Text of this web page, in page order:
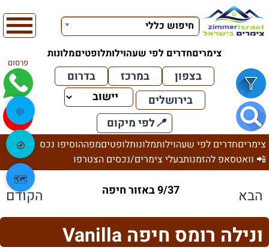
חיפוש כללי
צימריםחדרים לפי שעהוילותלופטיםמלונות
פרסום
בצפון במרכז
בדרום
בירושלים
📍לפי מיקום
צימריםחדרים לפי שעהוילותמלונותלופטיםמפההוסיפו נכס
📲 וואטסאפ להזמנותבעלי צימרים/נכסים הצטרפו
הבא 9/37 באזור חיפה הקודם
ונילה רומס חיפה Vanilla
💬
🧭
🗺️